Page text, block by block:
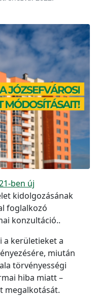
ben új
kidolgozásának
foglalkozó
konzultáció..
a kerületieket a
miután
törvényességi
hiba miatt –
megalkotását.